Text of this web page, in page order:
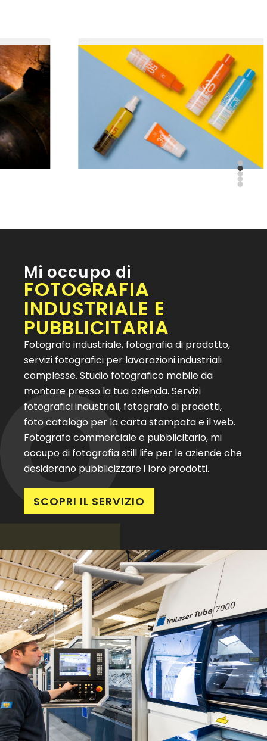
Mi occupo di
FOTOGRAFIA
INDUSTRIALE E
PUBBLICITARIA
Fotografo industriale, fotografia di prodotto,
servizi fotografici per lavorazioni industriali
complesse. Studio fotografico mobile da
montare presso la tua azienda. Servizi
fotografici industriali, fotografo di prodotti,
foto catalogo per la carta stampata e il web.
Fotografo commerciale e pubblicitario, mi
occupo di fotografia still life per le aziende che
desiderano pubblicizzare i loro prodotti.
SCOPRI IL SERVIZIO